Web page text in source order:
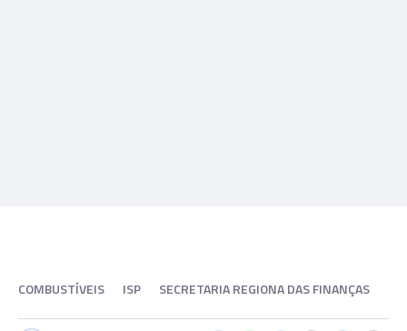
COMBUSTÍVEIS ISP SECRETARIA REGIONA DAS FINANÇAS